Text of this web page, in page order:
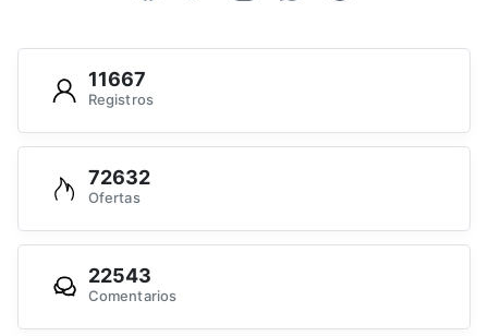
11667
Registros
72632
Ofertas
22543
Comentarios